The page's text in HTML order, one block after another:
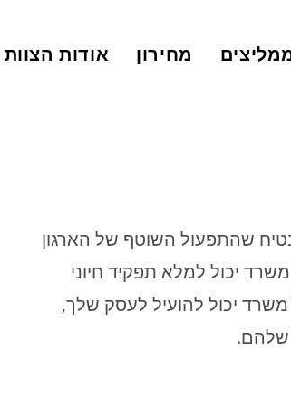
מחירון אודות הצוות
שהתפעול השוטף של הארגון
יכול למלא תפקיד חיוני
יכול להועיל לעסק שלך,
שלהם.